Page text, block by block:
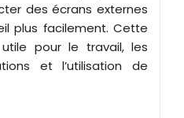
des écrans externes
plus facilement. Cette
pour le travail, les
et l’utilisation de